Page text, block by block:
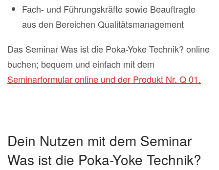
Fach- und Führungskräfte sowie Beauftragte
aus den Bereichen Qualitätsmanagement
Das Seminar Was ist die Poka-Yoke Technik? online
buchen; bequem und einfach mit dem
Seminarformular online und der Produkt Nr. Q 01.
Dein Nutzen mit dem Seminar
Was ist die Poka-Yoke Technik?